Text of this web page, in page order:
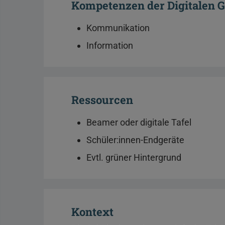
Kompetenzen der Digitalen
Kommunikation
Information
Ressourcen
Beamer oder digitale Tafel
Schüler:innen-Endgeräte
Evtl. grüner Hintergrund
Kontext